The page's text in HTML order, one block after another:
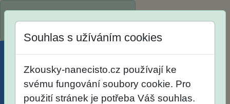
Menu Účet Košík
Souhlas s užíváním cookies
Zkousky-nanecisto.cz používají ke
svému fungování soubory cookie. Pro
použití stránek je potřeba Váš souhlas.